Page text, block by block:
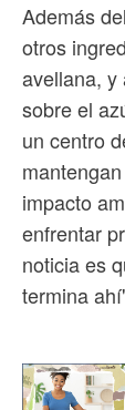
Además
otros
avellana, y
sobre el
un centro
impacto
enfrentar
noticia es
termina